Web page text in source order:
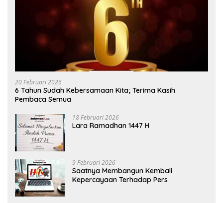
20 Februari 2026
6 Tahun Sudah Kebersamaan Kita; Terima Kasih
Pembaca Semua
18 Februari 2026
Lara Ramadhan 1447 H
9 Februari 2026
Saatnya Membangun Kembali
Kepercayaan Terhadap Pers